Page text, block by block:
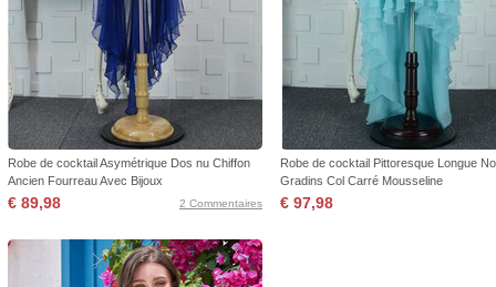
Robe de cocktail Asymétrique Dos nu Chiffon
Ancien Fourreau Avec Bijoux
€ 89,98 2 Commentaires
Robe de cocktail Pittoresque Longue
Gradins Col Carré Mousseline
€ 97,98